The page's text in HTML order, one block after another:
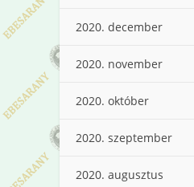
2020. december
2020. november
2020. október
2020. szeptember
2020. augusztus